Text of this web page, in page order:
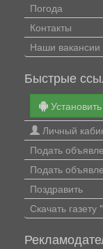
Погода
Контакты
Наши вакансии
Быстрые
Личный
Подать
Подать
Поздравить
Скачать